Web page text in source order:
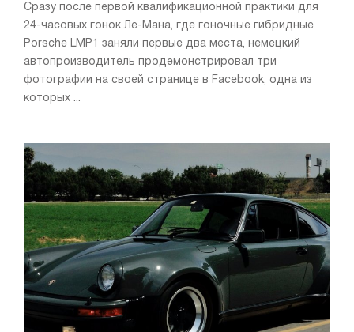
Сразу после первой квалификационной практики для
24-часовых гонок Ле-Мана, где гоночные гибридные
Porsche LMP1 заняли первые два места, немецкий
автопроизводитель продемонстрировал три
фотографии на своей странице в Facebook, одна из
которых ...